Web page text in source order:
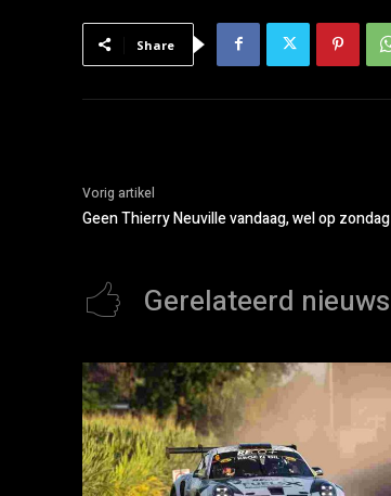
Share
Vorig artikel
Geen Thierry Neuville vandaag, wel op zondag
Gerelateerd nieuws